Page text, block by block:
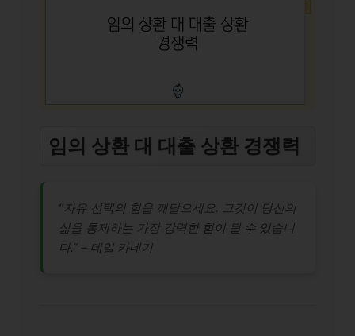
임의 상환 대 대출 상환 경쟁력
“자유 선택의 힘을 깨달으세요. 그것이 당신의
삶을 통제하는 가장 강력한 힘이 될 수 있습니
다.” – 데일 카네기